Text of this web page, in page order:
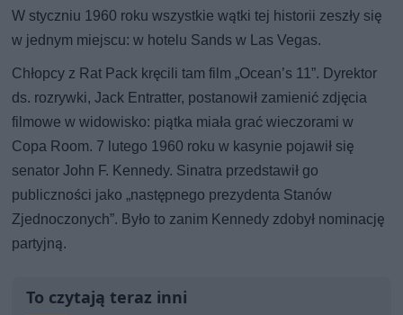
W styczniu 1960 roku wszystkie wątki tej historii zeszły się
w jednym miejscu: w hotelu Sands w Las Vegas.
Chłopcy z Rat Pack kręcili tam film „Ocean’s 11”. Dyrektor
ds. rozrywki, Jack Entratter, postanowił zamienić zdjęcia
filmowe w widowisko: piątka miała grać wieczorami w
Copa Room. 7 lutego 1960 roku w kasynie pojawił się
senator John F. Kennedy. Sinatra przedstawił go
publiczności jako „następnego prezydenta Stanów
Zjednoczonych”. Było to zanim Kennedy zdobył nominację
partyjną.
To czytają teraz inni